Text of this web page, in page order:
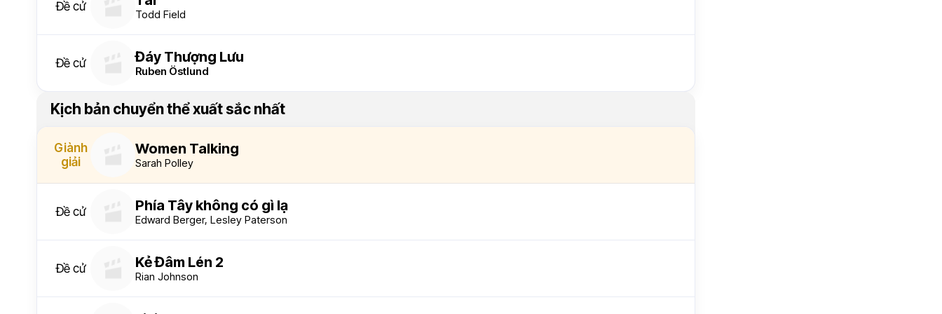
Đề cử
Todd Field
Đề cử Đáy Thượng Lưu
Ruben Östlund
Kịch bản chuyển thể xuất sắc nhất
Giành
giải
Women Talking
Sarah Polley
Đề cử Phía Tây không có gì lạ
Edward Berger, Lesley Paterson
Đề cử Kẻ Đâm Lén 2
Rian Johnson